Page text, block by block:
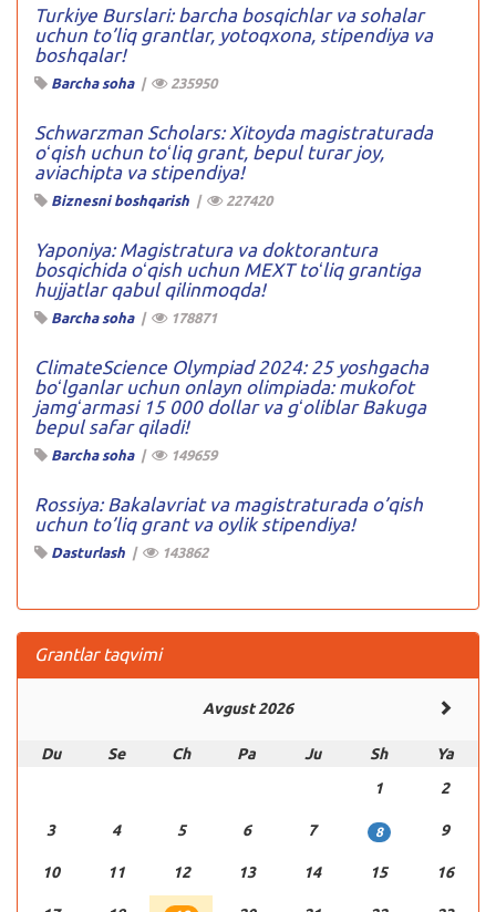
Turkiye Burslari: barcha bosqichlar va sohalar
uchun to’liq grantlar, yotoqxona, stipendiya va
boshqalar!
Barcha soha| 235950
Schwarzman Scholars: Xitoyda magistraturada
oʻqish uchun toʻliq grant, bepul turar joy,
aviachipta va stipendiya!
Biznesni boshqarish | 227420
Yaponiya: Magistratura va doktorantura
bosqichida oʻqish uchun MEXT toʻliq grantiga
hujjatlar qabul qilinmoqda!
Barcha soha| 178871
ClimateScience Olympiad 2024: 25 yoshgacha
boʻlganlar uchun onlayn olimpiada: mukofot
jamgʻarmasi 15 000 dollar va gʻoliblar Bakuga
bepul safar qiladi!
Barcha soha| 149659
Rossiya: Bakalavriat va magistraturada o’qish
uchun to’liq grant va oylik stipendiya!
Dasturlash | 143862
Grantlar taqvimi
Avgust 2026
Du Se Ch Pa Ju Sh
Ya
1
2
3 4 5 6 7 8 9
10 11 12 13 14 15 16